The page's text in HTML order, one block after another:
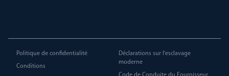
Politique de confidentialité
Conditions
Déclarations sur l'esclavage
moderne